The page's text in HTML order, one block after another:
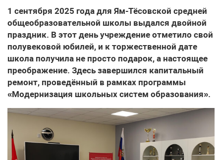
1 сентября 2025 года для Ям-Тёсовской средней
общеобразовательной школы выдался двойной
праздник. В этот день учреждение отметило свой
полувековой юбилей, и к торжественной дате
школа получила не просто подарок, а настоящее
преображение. Здесь завершился капитальный
ремонт, проведённый в рамках программы
«Модернизация школьных систем образования».